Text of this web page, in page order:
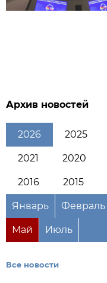
Архив новостей
2026 2025
2021 2020
2016 2015
Январь Февраль
Май Июль
Все новости